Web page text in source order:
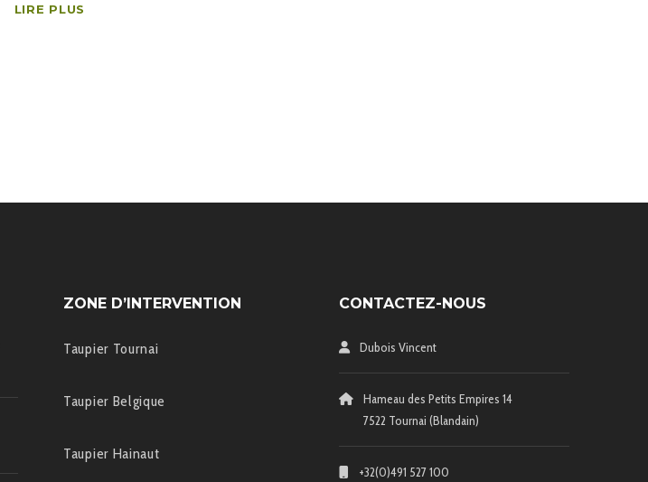
LIRE PLUS
ZONE D’INTERVENTION
Taupier Tournai
Taupier Belgique
Taupier Hainaut
CONTACTEZ-NOUS
Dubois Vincent
Hameau des Petits Empires 14
7522 Tournai (Blandain)
+32(0)491 527 100